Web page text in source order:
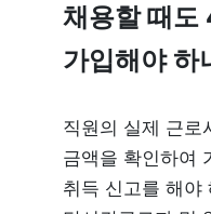
채용할 때도
가입해야 하
직원의 실제 근로
금액을 확인하여
취득 신고를 해야